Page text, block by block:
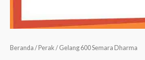
Beranda / Perak / Gelang 600 Semara Dharma